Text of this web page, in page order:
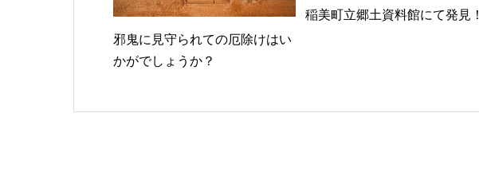
邪鬼に見守られての厄除けはい
かがでしょうか？
稲美町立郷土資料館にて発見！